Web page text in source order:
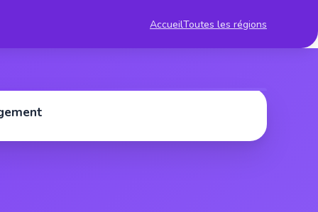
AccueilToutes les régions